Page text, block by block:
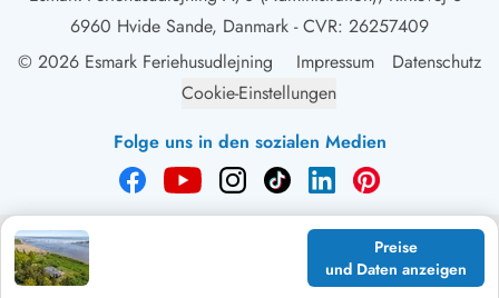
Preise
und Daten anzeigen
6960 Hvide Sande, Danmark - CVR: 26257409
© 2026 Esmark Feriehusudlejning
Impressum
Datenschutz
Cookie-Einstellungen
Folge uns in den sozialen Medien